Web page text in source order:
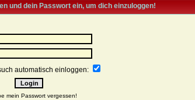
und dein Passwort ein, um dich einzuloggen!
automatisch einloggen:
mein Passwort vergessen!